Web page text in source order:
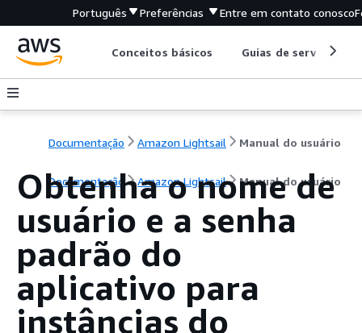
Português Preferências Entre em contato conosco
Conceitos básicos Guias de serviço
Documentação Amazon Lightsail Manual do usuário
Documentação Amazon Lightsail Manual do usuário
Obtenha o nome de
usuário e a senha
padrão do
aplicativo para
instâncias do